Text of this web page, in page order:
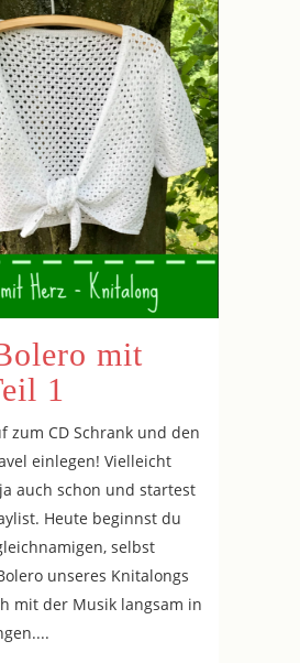
mit
1
zum CD Schrank und den
einlegen! Vielleicht
auch schon und startest
Heute beginnst du
selbst
unseres Knitalongs
mit der Musik langsam in